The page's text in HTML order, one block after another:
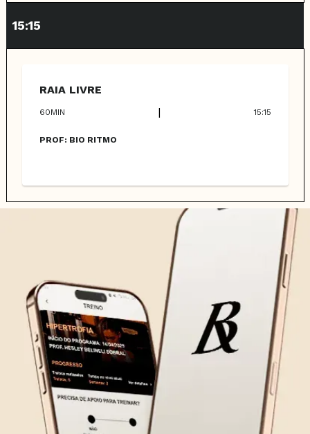
15:15
RAIA LIVRE
60MIN | 15:15
PROF: BIO RITMO